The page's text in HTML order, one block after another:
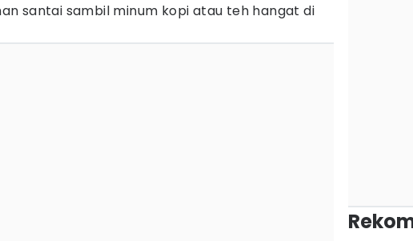
santai sambil minum kopi atau teh hangat di